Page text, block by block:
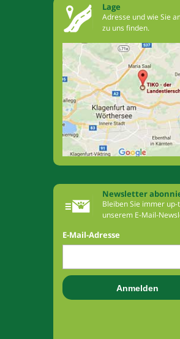
Lage
Adresse und wie Sie
zu uns finden.
Newsletter
Bleiben Sie immer
unserem E-Mail-
E-Mail-Adresse